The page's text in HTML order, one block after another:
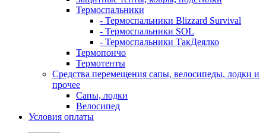
Термоспальники
- Термоспальники Blizzard Survival
- Термоспальники SOL
- Термоспальники ТакДеялко
Термопончо
Термотенты
Средства перемещения сапы, велосипеды, лодки и
прочее
Сапы, лодки
Велосипед
Условия оплаты